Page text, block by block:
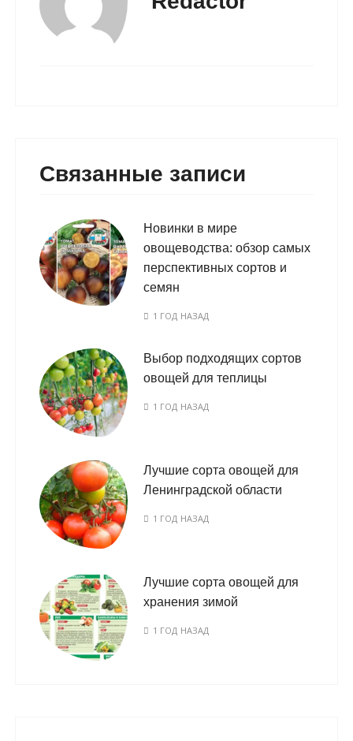
Связанные записи
Новинки в мире
овощеводства: обзор самых
перспективных сортов и
семян
1 ГОД НАЗАД
Выбор подходящих сортов
овощей для теплицы
1 ГОД НАЗАД
Лучшие сорта овощей для
Ленинградской области
1 ГОД НАЗАД
Лучшие сорта овощей для
хранения зимой
1 ГОД НАЗАД